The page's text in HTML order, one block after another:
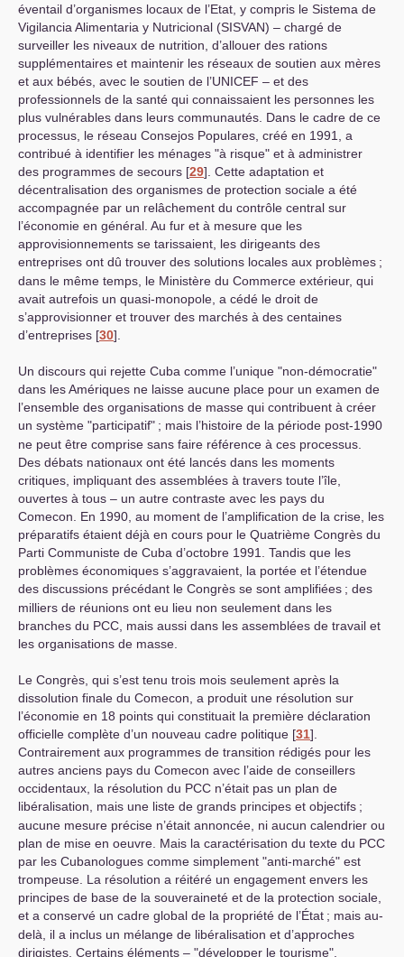
éventail d’organismes locaux de l’Etat, y compris le Sistema de
Vigilancia Alimentaria y Nutricional (SISVAN) – chargé de
surveiller les niveaux de nutrition, d’allouer des rations
supplémentaires et maintenir les réseaux de soutien aux mères
et aux bébés, avec le soutien de l’UNICEF – et des
professionnels de la santé qui connaissaient les personnes les
plus vulnérables dans leurs communautés. Dans le cadre de ce
processus, le réseau Consejos Populares, créé en 1991, a
contribué à identifier les ménages "à risque" et à administrer
des programmes de secours [29] . Cette adaptation et
décentralisation des organismes de protection sociale a été
accompagnée par un relâchement du contrôle central sur
l’économie en général. Au fur et à mesure que les
approvisionnements se tarissaient, les dirigeants des
entreprises ont dû trouver des solutions locales aux problèmes ;
dans le même temps, le Ministère du Commerce extérieur, qui
avait autrefois un quasi-monopole, a cédé le droit de
s’approvisionner et trouver des marchés à des centaines
d’entreprises [30]
Un discours qui rejette Cuba comme l’unique "non-démocratie"
dans les Amériques ne laisse aucune place pour un examen de
l’ensemble des organisations de masse qui contribuent à créer
un système "participatif" ; mais l’histoire de la période post-1990
ne peut être comprise sans faire référence à ces processus.
Des débats nationaux ont été lancés dans les moments
critiques, impliquant des assemblées à travers toute l’île,
ouvertes à tous – un autre contraste avec les pays du
Comecon. En 1990, au moment de l’amplification de la crise, les
préparatifs étaient déjà en cours pour le Quatrième Congrès du
Parti Communiste de Cuba d’octobre 1991. Tandis que les
problèmes économiques s’aggravaient, la portée et l’étendue
des discussions précédant le Congrès se sont amplifiées ; des
milliers de réunions ont eu lieu non seulement dans les
branches du PCC , mais aussi dans les assemblées de travail et
les organisations de masse.
Le Congrès, qui s’est tenu trois mois seulement après la
dissolution finale du Comecon, a produit une résolution sur
l’économie en 18 points qui constituait la première déclaration
officielle complète d’un nouveau cadre politique [31]
Contrairement aux programmes de transition rédigés pour les
autres anciens pays du Comecon avec l’aide de conseillers
occidentaux, la résolution du PCC n’était pas un plan de
libéralisation, mais une liste de grands principes et objectifs ;
aucune mesure précise n’était annoncée, ni aucun calendrier ou
plan de mise en oeuvre. Mais la caractérisation du texte du PCC
par les Cubanologues comme simplement "anti-marché" est
trompeuse. La résolution a réitéré un engagement envers les
principes de base de la souveraineté et de la protection sociale,
et a conservé un cadre global de la propriété de l’État ; mais au-
delà, il a inclus un mélange de libéralisation et d’approches
dirigistes. Certains éléments – "développer le tourisme",